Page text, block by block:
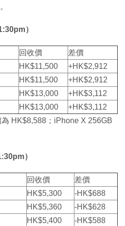
）
回收價
差價
HK$11,500
+HK$2,912
HK$11,500
+HK$2,912
HK$13,000
+HK$3,112
HK$13,000
+HK$3,112
HK$8,588；iPhone X 256GB
）
​​​回收價
差價
HK$5,300
-HK$688
HK$5,360
-HK$628
HK$5,400
-HK$588